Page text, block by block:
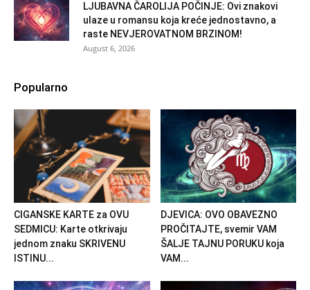
LJUBAVNA ČAROLIJA POČINJE: Ovi znakovi
ulaze u romansu koja kreće jednostavno, a
raste NEVJEROVATNOM BRZINOM!
August 6, 2026
Popularno
CIGANSKE KARTE za OVU
SEDMICU: Karte otkrivaju
jednom znaku SKRIVENU
ISTINU...
DJEVICA: OVO OBAVEZNO
PROČITAJTE, svemir VAM
ŠALJE TAJNU PORUKU koja
VAM...